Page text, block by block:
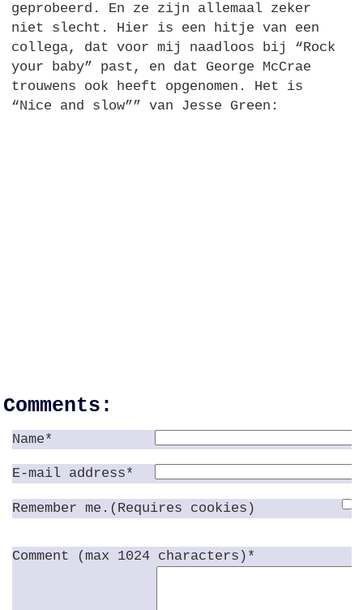
geprobeerd. En ze zijn allemaal zeker
niet slecht. Hier is een hitje van een
collega, dat voor mij naadloos bij “Rock
your baby” past, en dat George McCrae
trouwens ook heeft opgenomen. Het is
“Nice and slow”” van Jesse Green:
Comments:
Name*
E-mail address*
Remember me.(Requires cookies)
Comment (max 1024 characters)*